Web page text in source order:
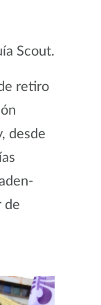
Scout.
retiro
desde
de